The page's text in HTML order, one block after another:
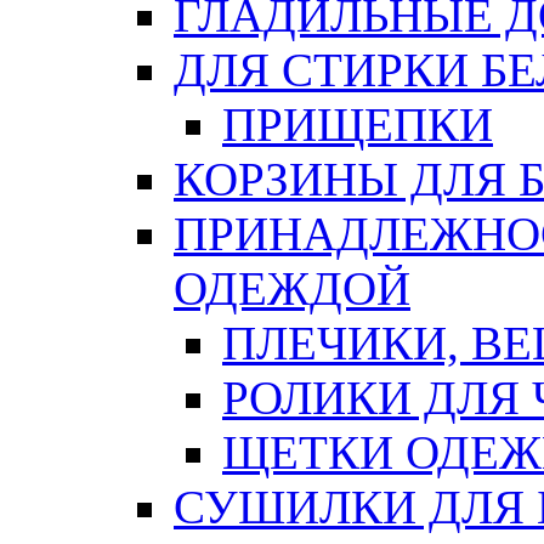
ГЛАДИЛЬНЫЕ
ДЛЯ СТИРКИ
ПРИЩЕПКИ
КОРЗИНЫ ДЛЯ
ОДЕЖДОЙ
ПЛЕЧИКИ,
РОЛИКИ ДЛЯ
ЩЕТКИ
СУШИЛКИ ДЛЯ